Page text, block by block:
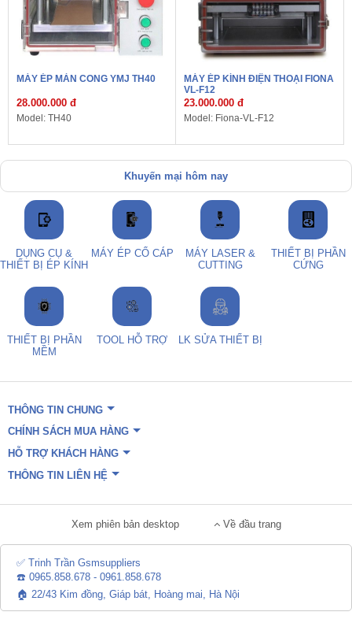
MÁY ÉP MÀN CONG YMJ TH40
28.000.000 đ
Model: TH40
MÁY ÉP KÍNH ĐIỆN THOẠI FIONA
VL-F12
23.000.000 đ
Model: Fiona-VL-F12
Khuyến mại hôm nay
DỤNG CỤ &
THIẾT BỊ ÉP KÍNH
MÁY ÉP CỔ CÁP
MÁY LASER &
CUTTING
THIẾT BỊ PHẦN
CỨNG
THIẾT BỊ PHẦN
MỀM
TOOL HỖ TRỢ LK SỬA THIẾT BỊ
THÔNG TIN CHUNG
CHÍNH SÁCH MUA HÀNG
HỖ TRỢ KHÁCH HÀNG
THÔNG TIN LIÊN HỆ
Xem phiên bản desktop Về đầu trang
✅ Trinh Trần Gsmsuppliers
☎️ 0965.858.678 - 0961.858.678
🏠 22/43 Kim đồng, Giáp bát, Hoàng mai, Hà Nội